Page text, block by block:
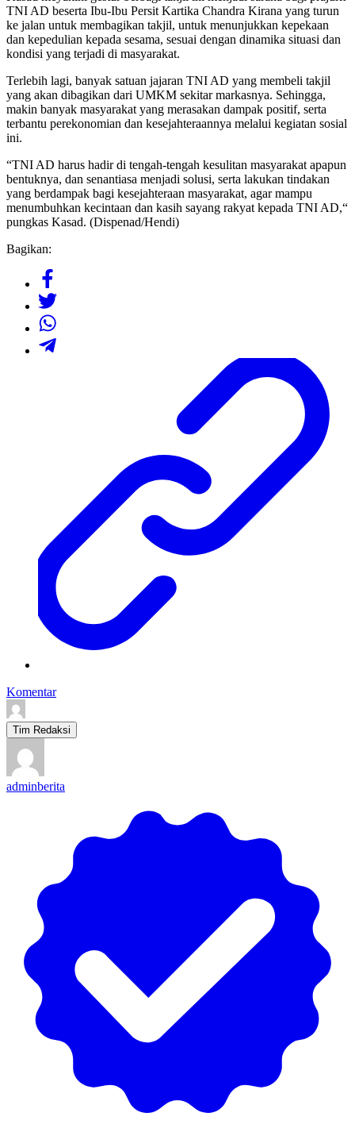
TNI AD beserta Ibu-Ibu Persit Kartika Chandra Kirana yang turun
ke jalan untuk membagikan takjil, untuk menunjukkan kepekaan
dan kepedulian kepada sesama, sesuai dengan dinamika situasi dan
kondisi yang terjadi di masyarakat.
Terlebih lagi, banyak satuan jajaran TNI AD yang membeli takjil
yang akan dibagikan dari UMKM sekitar markasnya. Sehingga,
makin banyak masyarakat yang merasakan dampak positif, serta
terbantu perekonomian dan kesejahteraannya melalui kegiatan sosial
ini.
“TNI AD harus hadir di tengah-tengah kesulitan masyarakat apapun
bentuknya, dan senantiasa menjadi solusi, serta lakukan tindakan
yang berdampak bagi kesejahteraan masyarakat, agar mampu
menumbuhkan kecintaan dan kasih sayang rakyat kepada TNI AD,“
pungkas Kasad. (Dispenad/Hendi)
Bagikan:
Komentar
Tim Redaksi
adminberita